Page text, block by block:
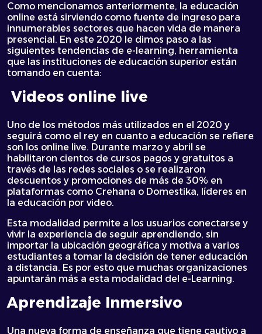
Como mencionamos anteriormente, la educación
online está sirviendo como fuente de ingreso para
innumerables sectores que hacen vida de manera
presencial. En este 2020 le dimos paso a las
siguientes tendencias de e-learning, herramienta
que las instituciones de educación superior están
tomando en cuenta:
Videos online live
Uno de los métodos más utilizados en el 2020 y
seguirá como el rey en cuanto a educación se refiere
son los online live. Durante marzo y abril se
habilitaron cientos de cursos pagos y gratuitos a
través de las redes sociales o se realizaron
descuentos y promociones de más de 30% en
plataformas como Crehana o Domestika, líderes en
la educación por video.
Esta modalidad permite a los usuarios conectarse y
vivir la experiencia de seguir aprendiendo, sin
importar la ubicación geográfica y motiva a varios
estudiantes a tomar la decisión de tener educación
a distancia. Es por esto que muchas organizaciones
apuntarán más a esta modalidad del e-Learning.
Aprendizaje Inmersivo
Una nueva forma de enseñanza que tiene cautivo a